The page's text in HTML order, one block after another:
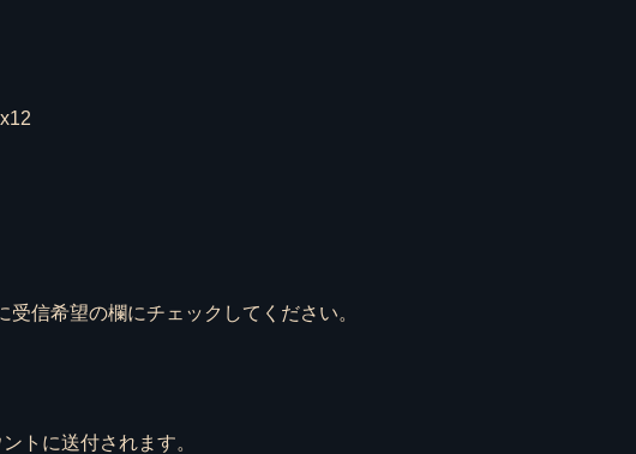
信希望の欄にチェックしてください。
トに送付されます。